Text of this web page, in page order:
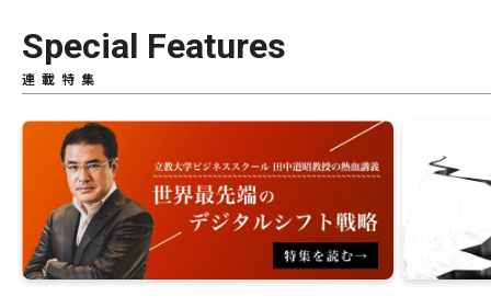
Special Features
連載特集